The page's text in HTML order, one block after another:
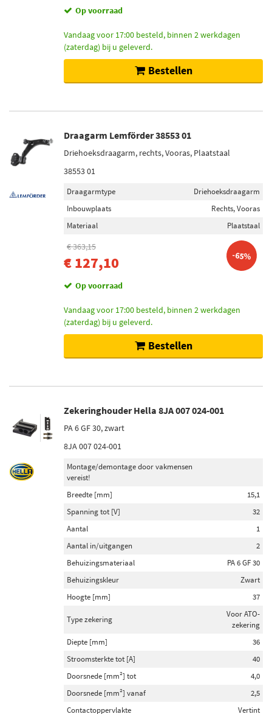
Febi Bilstein (20)
Bosch (1)
Maxgear (7)
Inbouwplaats
Vooras links (58)
Vooras rechts (53)
Vooras (19)
Achter (17)
Draagarmtype
Driehoeksdraagarm (75)
Enkelvoudigedraagarm (2)
Op voorraad
Vandaag voor 17:00 besteld, binnen 2 werkdagen
(zaterdag) bij u geleverd.
Bestellen
Draagarm Lemförder 38553 01
Driehoeksdraagarm, rechts, Vooras, Plaatstaal
38553 01
Draagarmtype
Driehoeksdraagarm
Inbouwplaats
Rechts, Vooras
Materiaal
Plaatstaal
€ 363,15
€ 127,10 -65%
Op voorraad
Vandaag voor 17:00 besteld, binnen 2 werkdagen
(zaterdag) bij u geleverd.
Bestellen
Zekeringhouder Hella 8JA 007 024-001
PA 6 GF 30, zwart
8JA 007 024-001
Montage/demontage door vakmensen
vereist!
Breedte [mm]
15,1
Spanning tot [V]
32
Aantal
1
Aantal in/uitgangen
2
Behuizingsmateriaal
PA 6 GF 30
Behuizingskleur
Zwart
Hoogte [mm]
37
Type zekering
Voor ATO-
zekering
Diepte [mm]
36
Stroomsterkte tot [A]
40
Doorsnede [mm²] tot
4,0
Doorsnede [mm²] vanaf
2,5
Contactoppervlakte
Vertint